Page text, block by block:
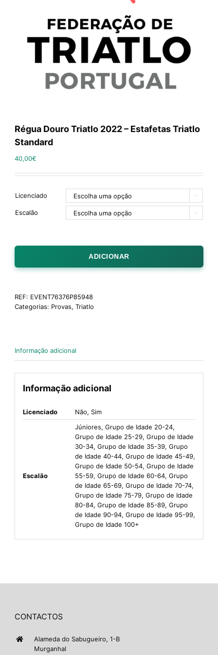
Régua Douro Triatlo 2022 – Estafetas Triatlo
Standard
40,00€
Licenciado 
Escalão 
ADICIONAR
REF: EVENT76376P85948
Categorias: Provas, Triatlo
Informação adicional
Informação adicional
Licenciado Não, Sim
Escalão
Júniores, Grupo de Idade 20-24,
Grupo de Idade 25-29, Grupo de Idade
30-34, Grupo de Idade 35-39, Grupo
de Idade 40-44, Grupo de Idade 45-49,
Grupo de Idade 50-54, Grupo de Idade
55-59, Grupo de Idade 60-64, Grupo
de Idade 65-69, Grupo de Idade 70-74,
Grupo de Idade 75-79, Grupo de Idade
80-84, Grupo de Idade 85-89, Grupo
de Idade 90-94, Grupo de Idade 95-99,
Grupo de Idade 100+
CONTACTOS
Alameda do Sabugueiro, 1-B
Murganhal